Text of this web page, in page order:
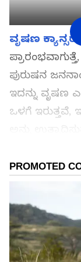
ವೃಷಣ ಕ್ಯಾನ್ಸರ್
ಪುರುಷನ
ಇದನ್ನು ವೃಷಣ
ಒಳಗೆ ಇರುತ್ತವೆ,
ನಡುವೆ ಅಪಾಯ
ಸಮಗ್ರ ಸುದ್ದಿ